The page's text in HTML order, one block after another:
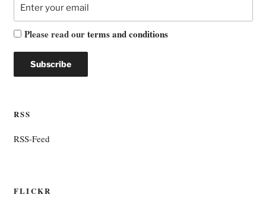
Please read ourterms and conditions
RSS
RSS-Feed
FLICKR